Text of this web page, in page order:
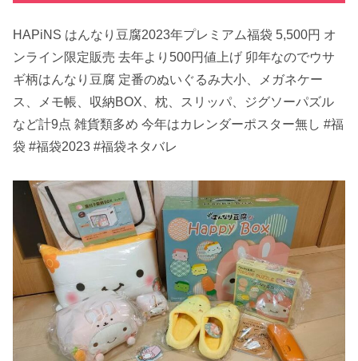
HAPiNS はんなり豆腐2023年プレミアム福袋 5,500円 オ
ンライン限定販売 去年より500円値上げ 卯年なのでウサ
ギ柄はんなり豆腐 定番のぬいぐるみ大小、メガネケー
ス、メモ帳、収納BOX、枕、スリッパ、ジグソーパズル
など計9点 雑貨類多め 今年はカレンダーポスター無し #福
袋 #福袋2023 #福袋ネタバレ